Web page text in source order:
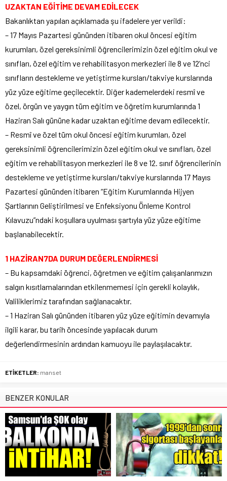
UZAKTAN EĞİTİME DEVAM EDİLECEK
Bakanlıktan yapılan açıklamada şu ifadelere yer verildi:
– 17 Mayıs Pazartesi gününden itibaren okul öncesi eğitim
kurumları, özel gereksinimli öğrencilerimizin özel eğitim okul ve
sınıfları, özel eğitim ve rehabilitasyon merkezleri ile 8 ve 12’nci
sınıfların destekleme ve yetiştirme kursları/takviye kurslarında
yüz yüze eğitime geçilecektir. Diğer kademelerdeki resmî ve
özel, örgün ve yaygın tüm eğitim ve öğretim kurumlarında 1
Haziran Salı gününe kadar uzaktan eğitime devam edilecektir.
– Resmî ve özel tüm okul öncesi eğitim kurumları, özel
gereksinimli öğrencilerimizin özel eğitim okul ve sınıfları, özel
eğitim ve rehabilitasyon merkezleri ile 8 ve 12. sınıf öğrencilerinin
destekleme ve yetiştirme kursları/takviye kurslarında 17 Mayıs
Pazartesi gününden itibaren “Eğitim Kurumlarında Hijyen
Şartlarının Geliştirilmesi ve Enfeksiyonu Önleme Kontrol
Kılavuzu”ndaki koşullara uyulması şartıyla yüz yüze eğitime
başlanabilecektir.
1 HAZİRAN7DA DURUM DEĞERLENDİRMESİ
– Bu kapsamdaki öğrenci, öğretmen ve eğitim çalışanlarımızın
salgın kısıtlamalarından etkilenmemesi için gerekli kolaylık,
Valiliklerimiz tarafından sağlanacaktır.
– 1 Haziran Salı gününden itibaren yüz yüze eğitimin devamıyla
ilgili karar, bu tarih öncesinde yapılacak durum
değerlendirmesinin ardından kamuoyu ile paylaşılacaktır.
ETİKETLER: manset
BENZER KONULAR